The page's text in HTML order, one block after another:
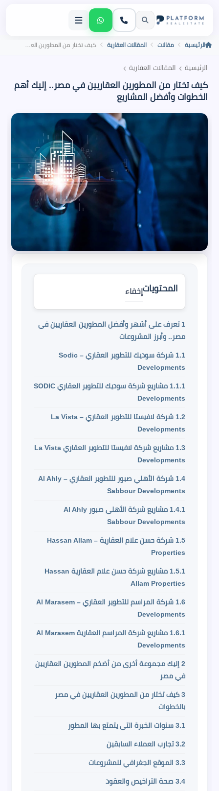
الرئيسية مقالات المقالات العقارية كيف تختار من المطورين العقاريين في مصر.. إليك أهم الخطوات وأفضل المشاريع
الرئيسية › المقالات العقارية ›
كيف تختار من المطورين العقاريين في مصر.. إليك أهم
الخطوات وأفضل المشاريع
المحتوياتإخفاء
1 تعرف على أشهر وأفضل المطورين العقاريين في
مصر.. وأبرز المشروعات
1.1
شركة سوديك للتطوير العقاري – Sodic
Developments
1.1.1
مشاريع شركة سوديك للتطوير العقاري SODIC
Developments
1.2
شركة لافيستا للتطوير العقاري – La Vista
Developments
1.3
مشاريع شركة لافيستا للتطوير العقاري La Vista
Developments
1.4
شركة الأهلي صبور للتطوير العقاري – Al Ahly
Sabbour Developments
1.4.1
مشاريع شركة الأهلي صبور Al Ahly
Sabbour Developments
1.5
شركة حسن علام العقارية – Hassan Allam
Properties
1.5.1
مشاريع شركة حسن علام العقارية Hassan
Allam Properties
1.6
شركة المراسم للتطوير العقاري – Al Marasem
Developments
1.6.1
مشاريع شركة المراسم العقارية Al Marasem
Developments
2 إليك مجموعة أخرى من أضخم المطورين العقاريين
في مصر
3 كيف تختار من المطورين العقاريين في مصر
بالخطوات
3.1 سنوات الخبرة التي يتمتع بها المطور
3.2 تجارب العملاء السابقين
3.3 الموقع الجغرافي للمشروعات
3.4 صحة التراخيص والعقود